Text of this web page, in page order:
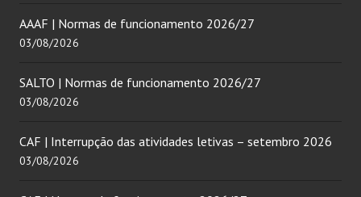
AAAF | Normas de funcionamento 2026/27
03/08/2026
SALTO | Normas de funcionamento 2026/27
03/08/2026
CAF | Interrupção das atividades letivas – setembro 2026
03/08/2026